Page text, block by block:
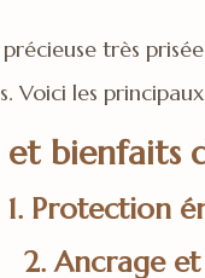
très
Voici les
et bienfaits
1. Protection
2. Ancrage